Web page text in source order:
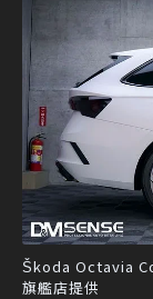
Škoda Octavia
旗艦店提供